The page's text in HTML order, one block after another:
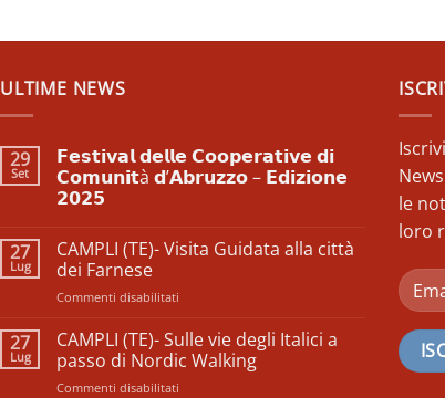
ULTIME NEWS
29
Set
𝗙𝗲𝘀𝘁𝗶𝘃𝗮𝗹 𝗱𝗲𝗹𝗹𝗲 𝗖𝗼𝗼𝗽𝗲𝗿𝗮𝘁𝗶𝘃𝗲 𝗱𝗶
𝗖𝗼𝗺𝘂𝗻𝗶𝘁à 𝗱’𝗔𝗯𝗿𝘂𝘇𝘇𝗼 – 𝗘𝗱𝗶𝘇𝗶𝗼𝗻𝗲
𝟮𝟬𝟮𝟱
su
𝗙𝗲𝘀𝘁𝗶𝘃𝗮𝗹
𝗱𝗲𝗹𝗹𝗲
𝗖𝗼𝗼𝗽𝗲𝗿𝗮𝘁𝗶𝘃𝗲
𝗱𝗶
𝗱’𝗔𝗯𝗿𝘂𝘇𝘇𝗼
–
𝗘𝗱𝗶𝘇𝗶𝗼𝗻𝗲
27
Lug
CAMPLI (TE)- Visita Guidata alla città
dei Farnese
Commenti disabilitati
(TE)-
Visita
Guidata
27
Lug
CAMPLI (TE)- Sulle vie degli Italici a
passo di Nordic Walking
Commenti disabilitati
le
loro